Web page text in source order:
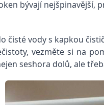
bývají
čisté vody s kapkou
vezměte si na
seshora dolů, ale